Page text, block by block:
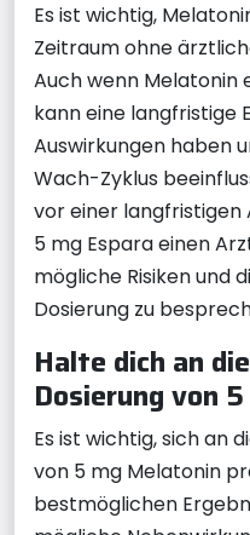
Es ist wichtig,
Zeitraum ohne
Auch wenn Melatonin
kann eine langfristige
Auswirkungen haben
Wach-Zyklus
vor einer langfristigen
5 mg Espara einen
mögliche Risiken und
Dosierung zu
Halte dich an
Dosierung von
Es ist wichtig, sich an
von 5 mg Melatonin
bestmöglichen